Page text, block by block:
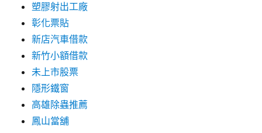
塑膠射出工廠
彰化票貼
新店汽車借款
新竹小額借款
未上市股票
隱形鐵窗
高雄除蟲推薦
鳳山當舖